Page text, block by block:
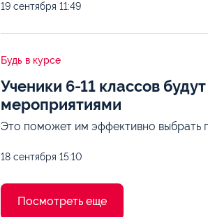
19 сентября 11:49
Будь в курсе
Ученики 6-11 классов
мероприятиями
Это поможет им эффективно выбрать
18 сентября 15:10
Посмотреть еще